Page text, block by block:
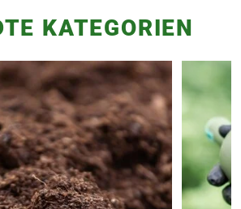
KATEGORIEN